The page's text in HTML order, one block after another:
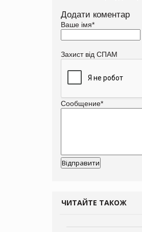
Додати коментар
Ваше імя*
Захист від СПАМ
Сообщение*
ЧИТАЙТЕ ТАКОЖ